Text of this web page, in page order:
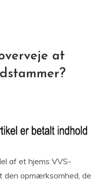
at
af et hjems VVS-
den opmærksomhed, de